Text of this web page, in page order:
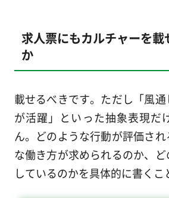
求人票にもカルチャーを載
か
載せるべきです。ただし「風
が活躍」といった抽象表現だ
ん。どのような行動が評価さ
な働き方が求められるのか、
しているのかを具体的に書くこ